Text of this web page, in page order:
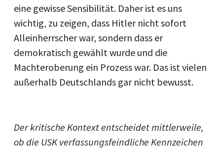
eine gewisse Sensibilität. Daher ist es uns
wichtig, zu zeigen, dass Hitler nicht sofort
Alleinherrscher war, sondern dass er
demokratisch gewählt wurde und die
Machteroberung ein Prozess war. Das ist vielen
außerhalb Deutschlands gar nicht bewusst.
Der kritische Kontext entscheidet mittlerweile,
ob die USK verfassungsfeindliche Kennzeichen